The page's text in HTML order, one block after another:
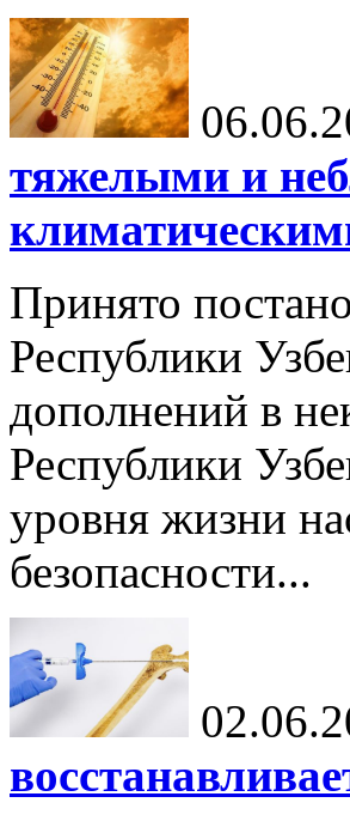
тяжелыми и
Принято
Республики
дополнений в
Республики
уровня жизни
безопасности...